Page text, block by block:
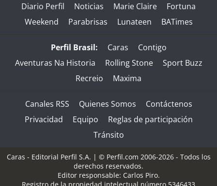
Diario Perfil Noticias Marie Claire
Fortuna
Weekend
Parabrisas Lunateen BATimes
Perfil Brasil: Caras
Contigo
Aventuras Na Historia
Rolling Stone
Sport Buzz
Recreio
Maxima
Canales RSS Quienes Somos
Contáctenos
Privacidad
Equipo
Reglas de participación
Tránsito
Caras - Editorial Perfil S.A. | © Perfil.com 2006-2026 - Todos los
derechos reservados.
Editor responsable: Carlos Piro.
Registro de la propiedad intelectual número 5346433